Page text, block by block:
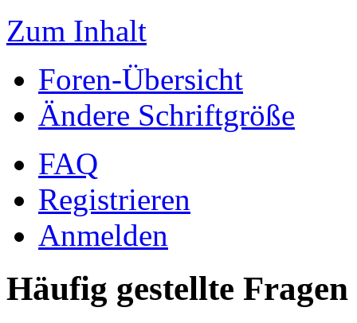
Zum Inhalt
Foren-Übersicht
Ändere Schriftgröße
FAQ
Registrieren
Anmelden
Häufig gestellte Fragen